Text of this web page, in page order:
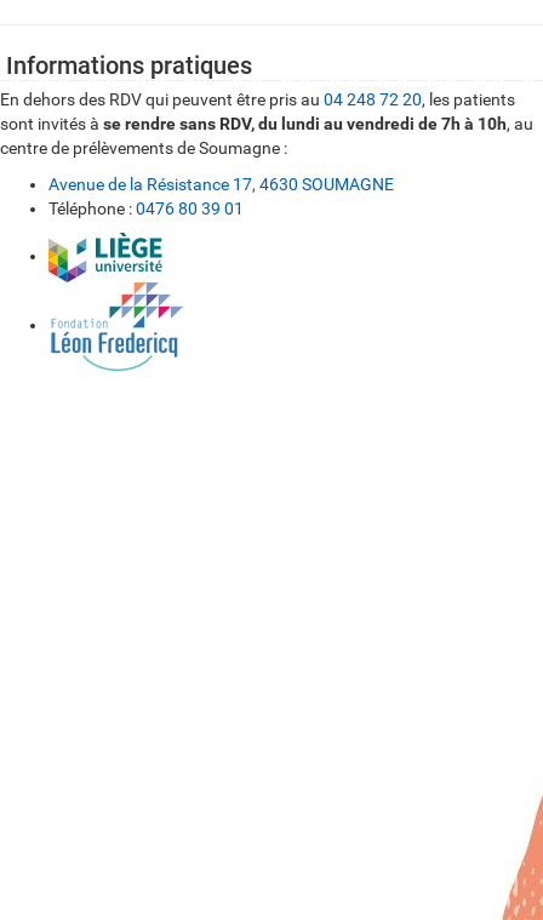
Informations pratiques
En dehors des RDV qui peuvent être pris au 04 248 72 20, les patients
sont invités à se rendre sans RDV, du lundi au vendredi de 7h à 10h, au
centre de prélèvements de Soumagne :
Avenue de la Résistance 17, 4630 SOUMAGNE
Téléphone :0476 80 39 01